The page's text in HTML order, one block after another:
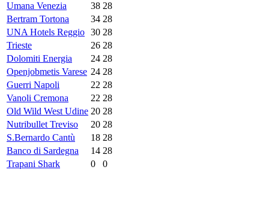
Umana Venezia
38 28
Bertram Tortona
34 28
UNA Hotels Reggio 30 28
Trieste
26 28
Dolomiti Energia
24 28
Openjobmetis Varese 24 28
Guerri Napoli
22 28
Vanoli Cremona
22 28
Old Wild West Udine 20 28
Nutribullet Treviso
20 28
S.Bernardo Cantù
18 28
Banco di Sardegna
14 28
Trapani Shark
0 0